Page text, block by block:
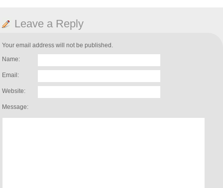
Leave a Reply
Your email address will not be published.
Name:
Email:
Website:
Message: